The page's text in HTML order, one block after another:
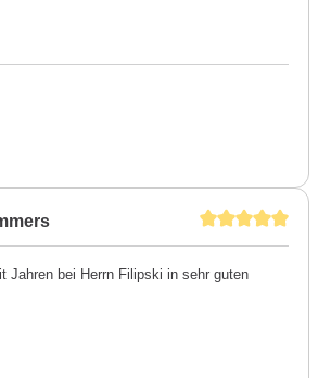
Jahren bei Herrn Filipski in sehr guten